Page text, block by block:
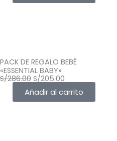
PACK DE REGALO BEBÉ
«ESSENTIAL BABY»
S/286.00 El
precio
original
era:
S/205.00
precio
actual
es:
Añadir al carrito